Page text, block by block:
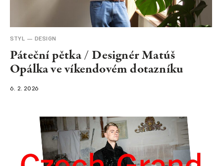
STYL DESIGN
Páteční pětka / Designér Matúš
Opálka ve víkendovém dotazníku
6. 2. 2026